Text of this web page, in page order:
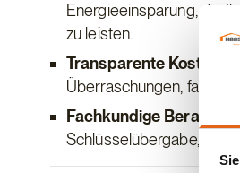
Energieeinsparung, die
zu leisten.
Transparente
Überraschungen, faire
Fachkundige Beratung
Schlüsselübergabe,